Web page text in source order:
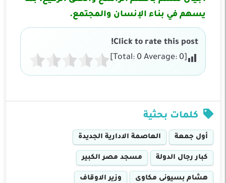
يسهم في بناء الإنسان والمجتمع.
Click to rate this post!
[Total:
0Average: 0
]
كلمات بحثية
أول جمعة العاصمة الادارية الجديدة
كبار رجال الدولة مسجد مصر الكبير
هشام بسيونى مكاوى وزير الاوقاف